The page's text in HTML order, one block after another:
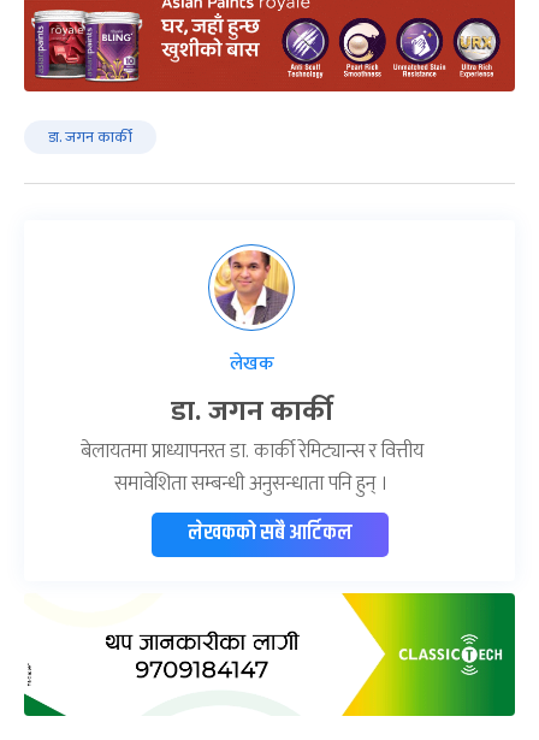
डा. जगन कार्की
लेखक
डा. जगन कार्की
बेलायतमा प्राध्यापनरत डा. कार्की रेमिट्यान्स र वित्तीय
समावेशिता सम्बन्धी अनुसन्धाता पनि हुन् ।
लेखकको सबै आर्टिकल